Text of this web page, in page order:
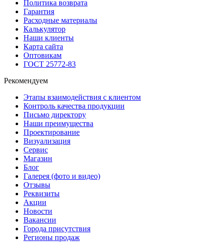
Политика возврата
Гарантия
Расходные материалы
Калькулятор
Наши клиенты
Карта сайта
Оптовикам
ГОСТ 25772-83
Рекомендуем
Этапы взаимодействия с клиентом
Контроль качества продукции
Письмо директору
Наши преимущества
Проектирование
Визуализация
Сервис
Магазин
Блог
Галерея (фото и видео)
Отзывы
Реквизиты
Акции
Новости
Вакансии
Города присутствия
Регионы продаж